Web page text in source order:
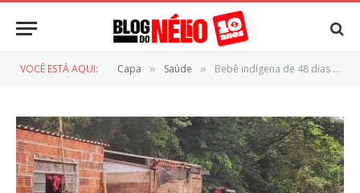
VOCÊ ESTÁ AQUI: Capa » Saúde » Bebê indígena de 48 dias é a décima vítima da chikungunya em Dourados